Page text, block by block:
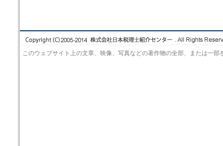
このウェブサイト上の文章、映像、写真などの著作物の全部、または一